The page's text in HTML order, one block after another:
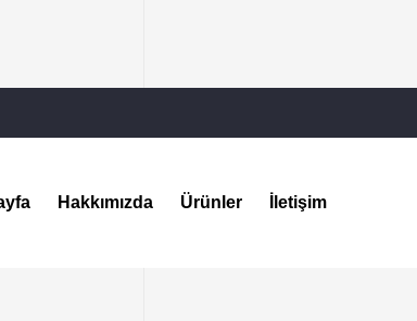
Hakkımızda Ürünler İletişim